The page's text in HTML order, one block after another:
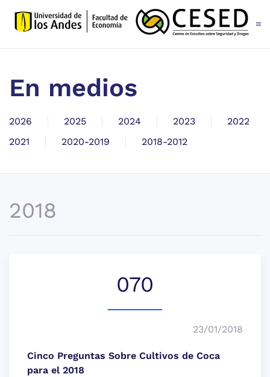
Skip to main content
En medios
2026 2025 2024 2023
2022
2021
2020-2019 2018-2012
2018
070
23/01/2018
Cinco Preguntas Sobre Cultivos de Coca
para el 2018